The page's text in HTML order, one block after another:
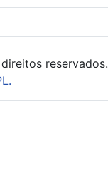
reservados.